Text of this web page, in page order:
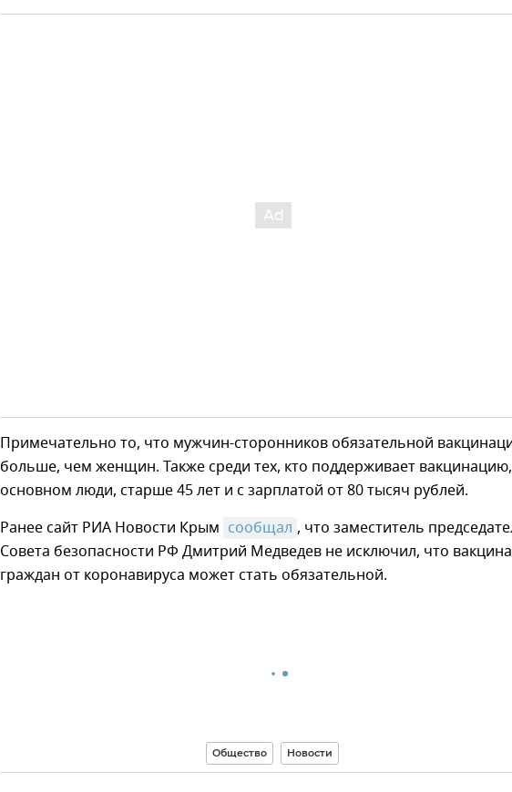
Примечательно то, что мужчин-сторонников обязательной
больше, чем женщин. Также среди тех, кто поддерживает
основном люди, старше 45 лет и с зарплатой от 80 тысяч рублей.
Ранее сайт РИА Новости Крым сообщал , что заместитель
Совета безопасности РФ Дмитрий Медведев не исключил, что
граждан от коронавируса может стать обязательной.
Общество Новости